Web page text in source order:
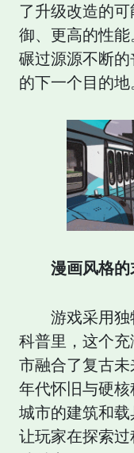
了升级改造的
御、更高的性能
碾过源源不断
的下一个目的地
漫画风格
游戏采用
科普里，这个
市融合了复古
年代怀旧与硬核
城市的建筑和载
让玩家在探索